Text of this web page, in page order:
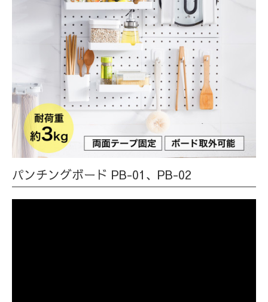
パンチングボード PB-01、PB-02